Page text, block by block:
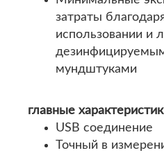
затраты
использовании и
мундштуками
главные
USB соединение
Точный в